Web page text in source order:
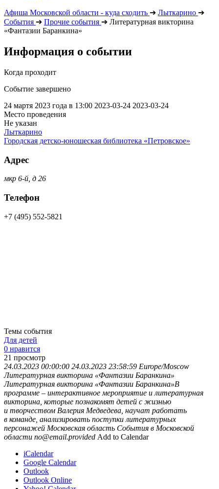
Афиша Московской области - куда сходить ➔ Лыткарино ➔
События ➔ Прочие события ➔ Литературная викторина
«Фантазии Баранкина»
Информация о событии
Когда проходит
Событие завершено
24 мартя 2023 года в 13:00 2023-03-24 2023-03-24
Место проведения
Не указан
Лыткарино
Городская детско-юношеская библиотека «Петровское»
Адрес
мкр 6-й, д 26
Телефон
+7 (495) 552-5821
Темы события
Для детей
0 нравится
21 просмотр
24.03.2023 00:00:00 24.03.2023 23:58:59 Europe/Moscow
Литературная викторина «Фантазии Баранкина»
Литературная викторина «Фантазии Баранкина»В
программе – интерактивное мероприятие и литературная
викторина, которые познакомят детей с жизнью
и творчеством Валерия Медведева, научат работать
в команде, анализировать поступки литературных
персонажей Московская область События в Московской
области no@email.provided Add to Calendar
iCalendar
Google Calendar
Outlook
Outlook Online